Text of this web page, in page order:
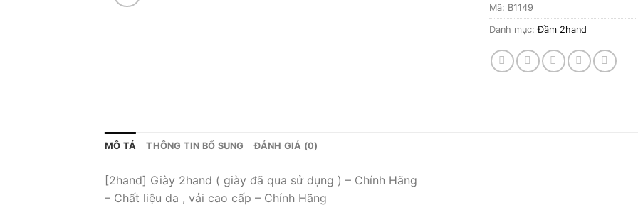
Mã: B1149
Danh mục:Đầm 2hand
MÔ TẢ THÔNG TIN BỔ SUNG ĐÁNH GIÁ (0)
[2hand] Giày 2hand ( giày đã qua sử dụng ) – Chính Hãng
– Chất liệu da , vải cao cấp – Chính Hãng